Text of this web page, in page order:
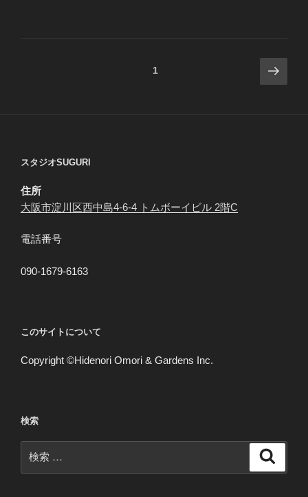
ジ
送
り
1
次
の
スタジオSUGURI
住所
大阪市淀川区西中島4-6-4 トムボーイビル 2階C
電話番号
090-1679-6163
このサイトについて
Copyright ©Hidenori Omori & Gardens Inc.
検索
索: